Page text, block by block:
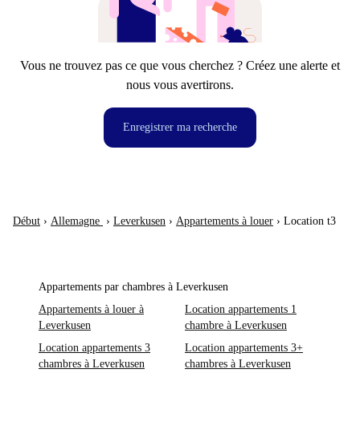
Vous ne trouvez pas ce que vous cherchez ? Créez une alerte et
nous vous avertirons.
Enregistrer ma recherche
Début › Allemagne › Leverkusen › Appartements à louer › Location t3
Appartements par chambres à Leverkusen
Appartements à louer à
Leverkusen
Location appartements 1
chambre à Leverkusen
Location appartements 3
chambres à Leverkusen
Location appartements 3+
chambres à Leverkusen